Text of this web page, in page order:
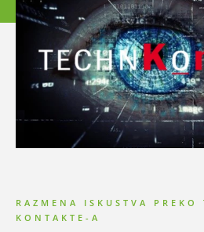
RAZMENA ISKUSTVA PREKO
KONTAKTE-A